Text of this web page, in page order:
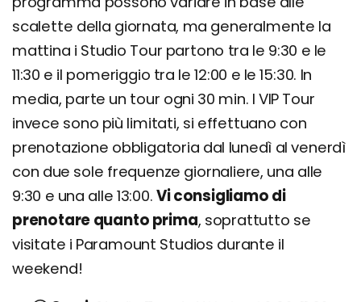
scalette della giornata, ma generalmente la
mattina i Studio Tour partono tra le 9:30 e le
11:30 e il pomeriggio tra le 12:00 e le 15:30. In
media, parte un tour ogni 30 min. I VIP Tour
invece sono più limitati, si effettuano con
prenotazione obbligatoria dal lunedì al venerdì
con due sole frequenze giornaliere, una alle
9:30 e una alle 13:00. Vi consigliamo di
prenotare quanto prima, soprattutto se
visitate i Paramount Studios durante il
weekend!